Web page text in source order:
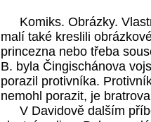
Komiks. Obrázky.
malí také kreslili
princezna nebo třeba
B. byla Čingischánova
porazil protivníka.
nemohl porazit, je
V Davidově dalším